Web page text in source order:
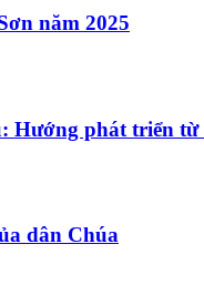
năm 2025
Hướng phát triển
dân Chúa